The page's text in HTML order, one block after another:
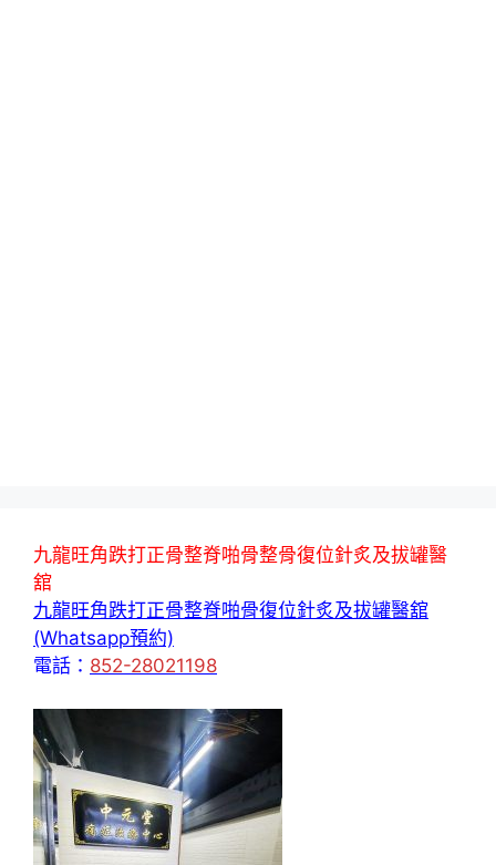
九龍旺角跌打正骨整脊啪骨整骨復位針炙及拔罐醫
舘
九龍旺角跌打正骨整脊啪骨復位針炙及拔罐醫舘
(Whatsapp預約)
電話： 852-28021198